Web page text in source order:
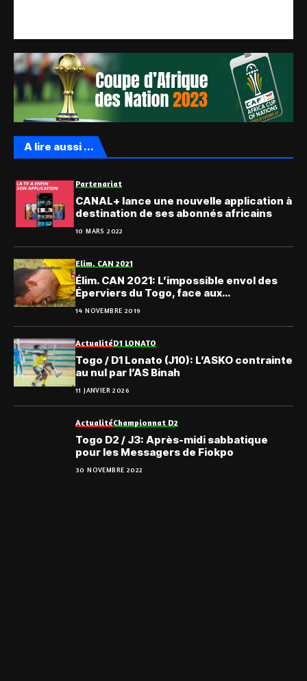
A lire aussi ...
Partenariat
CANAL+ lance une nouvelle application à
destination de ses abonnés africains
10 MARS 2022
Elim. CAN 2021
Élim. CAN 2021: L’impossible envol des
Éperviers du Togo, face aux
Cœlacanthes
14 NOVEMBRE 2019
ActualitéD1 LONATO
Togo / D1 Lonato (J10): L’ASKO contrainte
au nul par l’AS Binah
11 JANVIER 2026
ActualitéChampionnat D2
Togo D2 / J3: Après-midi sabbatique
pour les Messagers de Fiokpo
30 NOVEMBRE 2022